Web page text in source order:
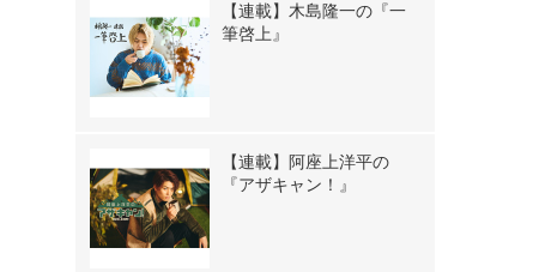
【連載】木島隆一の『一
筆啓上』
【連載】阿座上洋平の
『アザキャン！』